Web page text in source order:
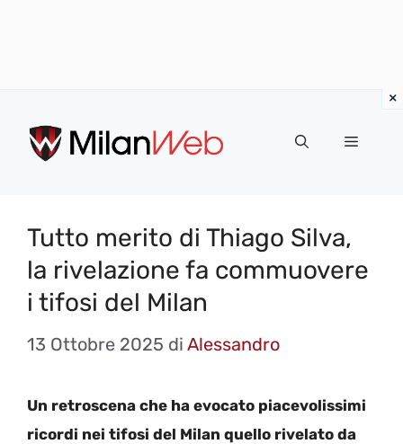
contenuto
MENU
Tutto merito di Thiago Silva,
la rivelazione fa commuovere
i tifosi del Milan
13 Ottobre 2025 di Alessandro
Un retroscena che ha evocato piacevolissimi
ricordi nei tifosi del Milan quello rivelato da